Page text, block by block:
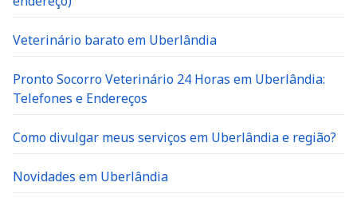
Veterinário barato em Uberlândia
Pronto Socorro Veterinário 24 Horas em Uberlândia:
Telefones e Endereços
Como divulgar meus serviços em Uberlândia e região?
Novidades em Uberlândia